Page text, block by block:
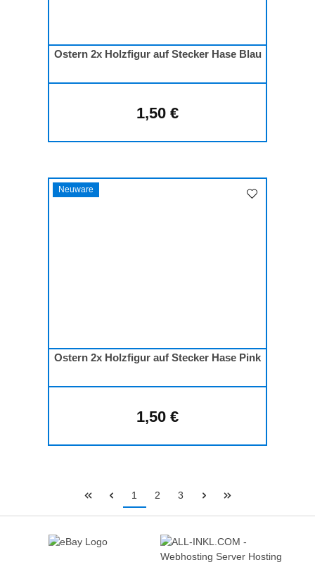
Ostern 2x Holzfigur auf Stecker Hase Blau
Regulärer Preis:
1,50 €
Neuware
Ostern 2x Holzfigur auf Stecker Hase Pink
Regulärer Preis:
1,50 €
Seite
1 Seite
2 Seite
3